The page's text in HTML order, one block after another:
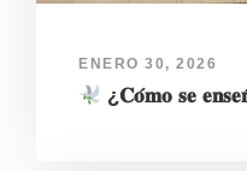
ENERO 30, 2026
¿𝐂𝐨́𝐦𝐨 𝐬𝐞